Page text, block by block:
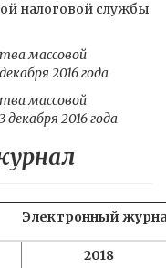
налоговой службы
массовой
2016 года
массовой
2016 года
Электронный
2018